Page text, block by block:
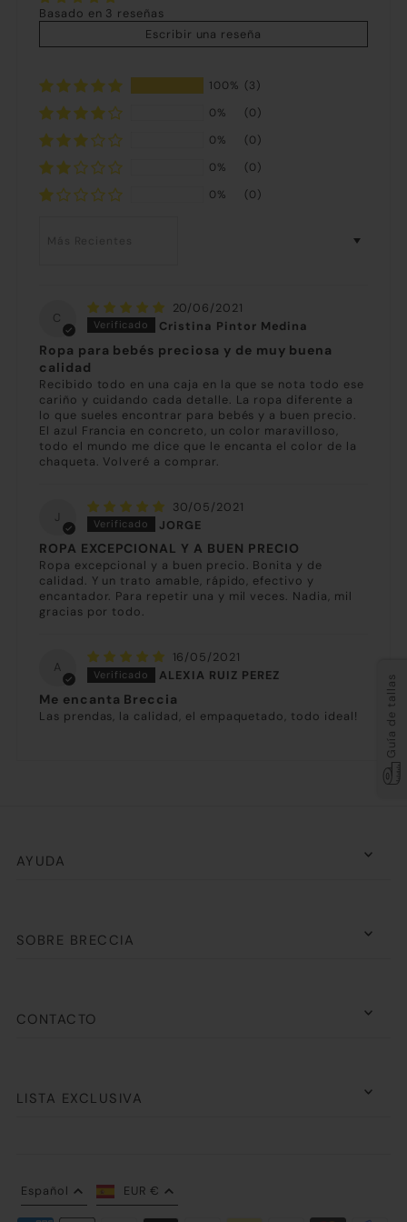
Basado en 3 reseñas
Escribir una reseña
100% (3)
0%
(0)
0%
(0)
0%
(0)
0%
(0)
C
20/06/2021
Cristina Pintor Medina
Ropa para bebés preciosa y de muy buena
calidad
Recibido todo en una caja en la que se nota todo ese
cariño y cuidando cada detalle. La ropa diferente a
lo que sueles encontrar para bebés y a buen precio.
El azul Francia en concreto, un color maravilloso,
todo el mundo me dice que le encanta el color de la
chaqueta. Volveré a comprar.
J
30/05/2021
JORGE
ROPA EXCEPCIONAL Y A BUEN PRECIO
Ropa excepcional y a buen precio. Bonita y de
calidad. Y un trato amable, rápido, efectivo y
encantador. Para repetir una y mil veces. Nadia, mil
gracias por todo.
A
16/05/2021
ALEXIA RUIZ PEREZ
Me encanta Breccia
Las prendas, la calidad, el empaquetado, todo ideal!
AYUDA
SOBRE BRECCIA
CONTACTO
LISTA EXCLUSIVA
Español EUR €
Guía de tallas